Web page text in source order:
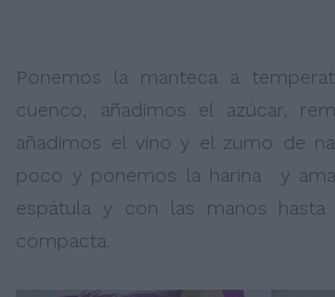
Ponemos la manteca a
cuenco, añadimos el azúcar,
añadimos el vino y el zumo de
poco y ponemos la harina y
espátula y con las manos hasta
compacta.